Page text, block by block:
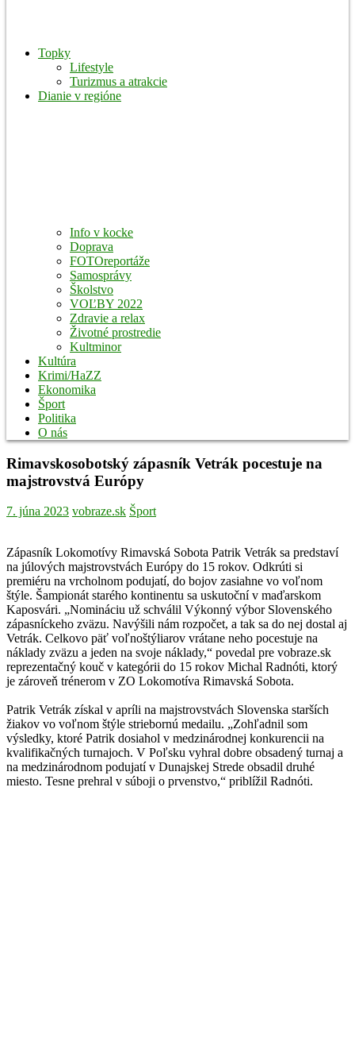
Topky
Lifestyle
Turizmus a atrakcie
Dianie v regióne
Info v kocke
Doprava
FOTOreportáže
Samosprávy
Školstvo
VOĽBY 2022
Zdravie a relax
Životné prostredie
Kultminor
Kultúra
Krimi/HaZZ
Ekonomika
Šport
Politika
O nás
Rimavskosobotský zápasník Vetrák pocestuje na
majstrovstvá Európy
7. júna 2023 vobraze.sk Šport
Zápasník Lokomotívy Rimavská Sobota Patrik Vetrák sa predstaví
na júlových majstrovstvách Európy do 15 rokov. Odkrúti si
premiéru na vrcholnom podujatí, do bojov zasiahne vo voľnom
štýle. Šampionát starého kontinentu sa uskutoční v maďarskom
Kaposvári. „Nomináciu už schválil Výkonný výbor Slovenského
zápasníckeho zväzu. Navýšili nám rozpočet, a tak sa do nej dostal aj
Vetrák. Celkovo päť voľnoštýliarov vrátane neho pocestuje na
náklady zväzu a jeden na svoje náklady,“ povedal pre vobraze.sk
reprezentačný kouč v kategórii do 15 rokov Michal Radnóti, ktorý
je zároveň trénerom v ZO Lokomotíva Rimavská Sobota.
Patrik Vetrák získal v apríli na majstrovstvách Slovenska starších
žiakov vo voľnom štýle striebornú medailu. „Zohľadnil som
výsledky, ktoré Patrik dosiahol v medzinárodnej konkurencii na
kvalifikačných turnajoch. V Poľsku vyhral dobre obsadený turnaj a
na medzinárodnom podujatí v Dunajskej Strede obsadil druhé
miesto. Tesne prehral v súboji o prvenstvo,“ priblížil Radnóti.